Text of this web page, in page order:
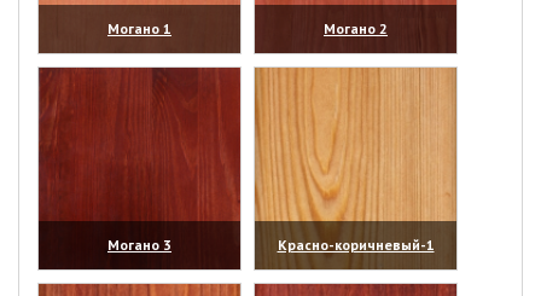
Могано 1
(увеличить)
Могано 2
(увеличить)
Могано 3
(увеличить)
Красно-коричневый-1
(увеличить)